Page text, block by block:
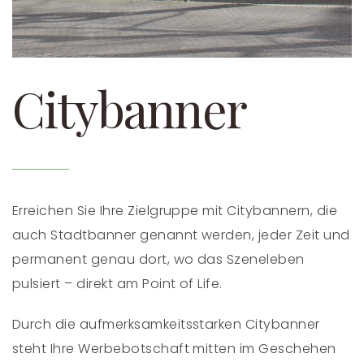
Citybanner
Erreichen Sie Ihre Zielgruppe mit Citybannern, die
auch Stadtbanner genannt werden, jeder Zeit und
permanent genau dort, wo das Szeneleben
pulsiert – direkt am Point of Life.
Durch die aufmerksamkeitsstarken Citybanner
steht Ihre Werbebotschaft mitten im Geschehen